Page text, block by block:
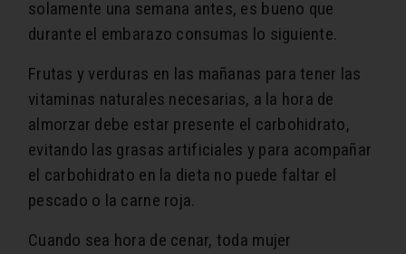
solamente una semana antes, es bueno que
durante el embarazo consumas lo siguiente.
Frutas y verduras en las mañanas para tener las
vitaminas naturales necesarias, a la hora de
almorzar debe estar presente el carbohidrato,
evitando las grasas artificiales y para acompañar
el carbohidrato en la dieta no puede faltar el
pescado o la carne roja.
Cuando sea hora de cenar, toda mujer